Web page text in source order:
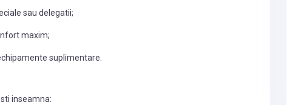
sau delegatii;
maxim;
suplimentare.
inseamna: